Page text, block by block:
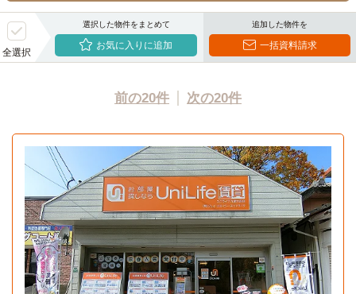
全選択
選択した物件をまとめて
お気に入りに追加
追加した物件を
一括資料請求
前の20件 次の20件